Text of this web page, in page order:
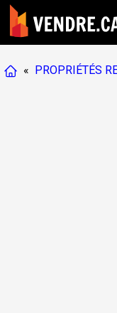
« PROPRIÉTÉS